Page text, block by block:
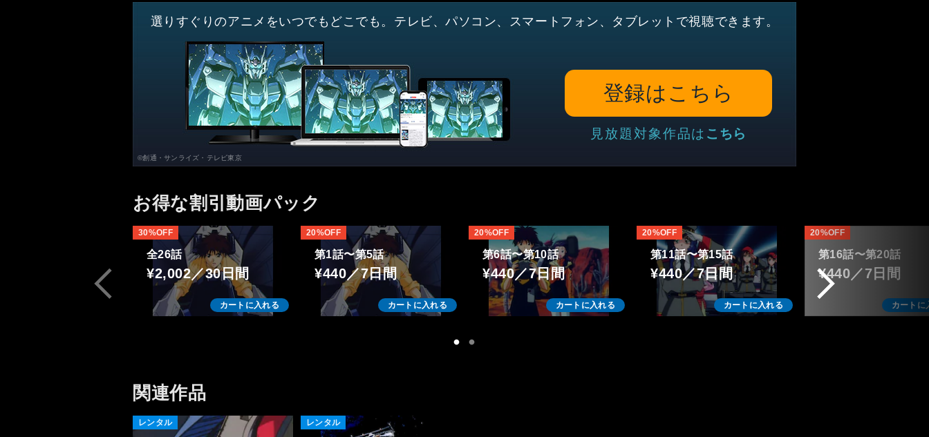
選りすぐりのアニメをいつでもどこでも。テレビ、パソコン、スマートフォン、タブレットで視聴できます。
登録はこちら
見放題対象作品は こちら
©創通・サンライズ・テレビ東京
お得な割引動画パック
全26話
¥2,002／30日間
カートに入れる
30%OFF
第1話〜第5話
¥440／7日間
カートに入れる
20%OFF
第6話〜第10話
¥440／7日間
カートに入れる
20%OFF
第11話〜第15話
¥440／7日間
カートに入れる
20%OFF
第16話〜第20話
¥440／7日間
カートに
20%OFF
関連作品
レンタル レンタル